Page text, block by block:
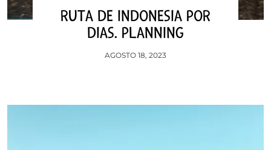
RUTA DE INDONESIA POR
DIAS. PLANNING
AGOSTO 18, 2023